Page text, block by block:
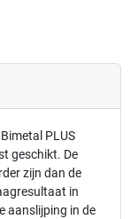
PLUS
geschikt. De
zijn dan de
in
aanslijping in de